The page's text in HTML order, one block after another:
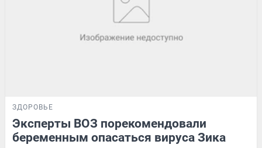
ЗДОРОВЬЕ
Эксперты ВОЗ порекомендовали
беременным опасаться вируса Зика